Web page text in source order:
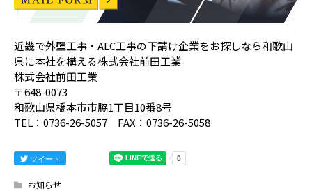
近畿で外壁工事・ALC工事の下請け企業をお探しなら和歌山
県に本社を構える株式会社前田工業
株式会社前田工業
〒648-0073
和歌山県橋本市市脇1丁目10番8号
TEL：0736-26-5057 FAX：0736-26-5058
ツイート
お知らせ